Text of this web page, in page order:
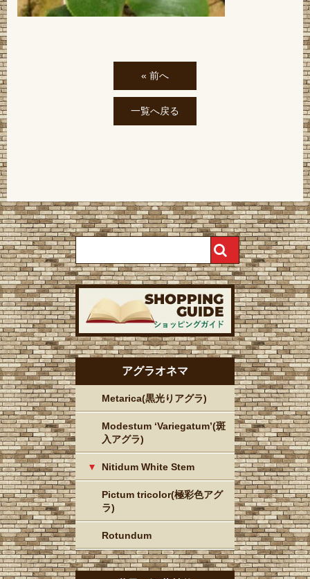
« 前へ
一覧へ戻る
アグラオネマ
Metarica(黒光りアグラ)
Modestum ‘Variegatum’(斑
入アグラ)
Nitidum White Stem
Pictum tricolor(極彩色アグ
ラ)
Rotundum